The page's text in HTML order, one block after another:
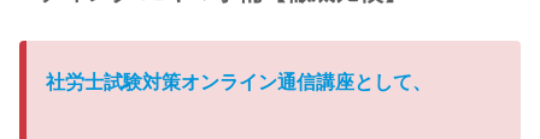
社労士試験対策オンライン通信講座として、